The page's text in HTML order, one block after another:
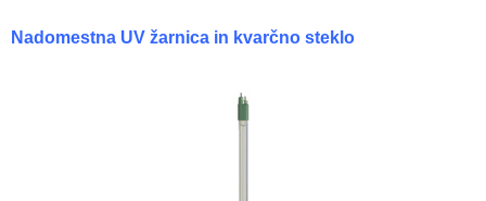
Nadomestna UV žarnica in kvarčno steklo